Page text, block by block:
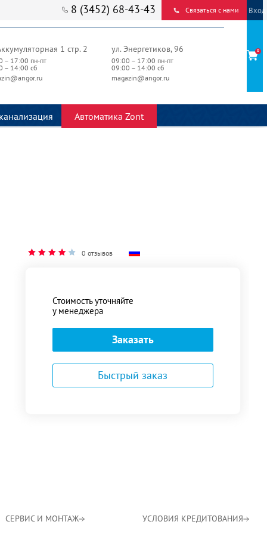
8 (3452) 68-43-43 Связаться с нами
1 стр. 2
– 17:00 пн-пт
– 14:00 сб
ул. Энергетиков, 96
09:00 – 17:00 пн-пт
09:00 – 14:00 сб
magazin@angor.ru
Автоматика Zont
Вход
0
0 отзывов
Стоимость уточняйте
у менеджера
Заказать
Быстрый заказ
СЕРВИС И МОНТАЖ УСЛОВИЯ КРЕДИТОВАНИЯ